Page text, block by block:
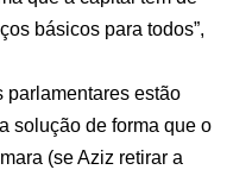
básicos para todos”,
parlamentares estão
solução de forma que o
(se Aziz retirar a